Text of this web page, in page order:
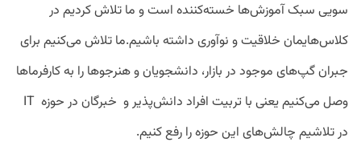
سویی سبک آموزش‌ها خسته‌کننده است و ما تلاش کردیم در
کلاس‌هایمان خلاقیت و نوآوری داشته باشیم.ما تلاش می‌کنیم برای
جبران گپ‌های موجود در بازار، دانشجویان و هنرجوها را به کارفرماها
وصل می‌کنیم یعنی با تربیت افراد دانش‌پذیر و خبرگان در حوزه IT
در تلاشیم چالش‌های این حوزه را رفع کنیم.